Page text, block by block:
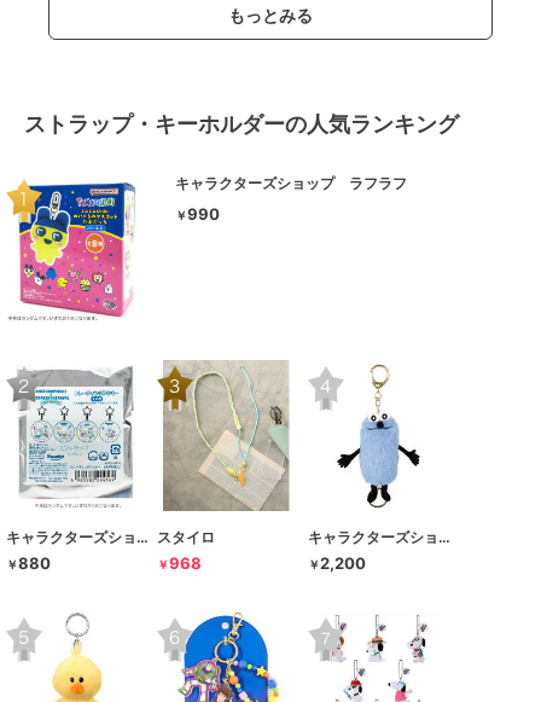
もっとみる
ストラップ・キーホルダーの人気ランキング
キャラクターズショップ ラフラフ
￥990
キャラクターズショップ ラフラフ
￥880
スタイロ
￥968
キャラクターズショップ ラフラフ
￥2,200